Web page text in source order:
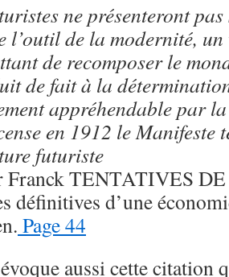
ne présenteront
l’outil de la modernité,
de recomposer le
de fait à la
appréhendable par
en 1912 le Manifeste
futuriste
Franck TENTATIVES
définitives d’une
Page 44
aussi cette citation